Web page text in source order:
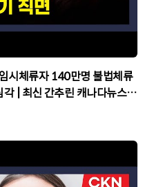
시체류자 140만명 불법체류
| 최신 간추린 캐나다뉴스 |